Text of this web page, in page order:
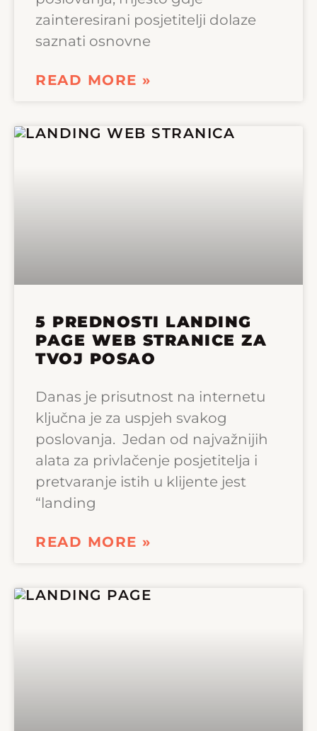
zainteresirani posjetitelji dolaze
saznati osnovne
READ MORE »
5 PREDNOSTI LANDING
PAGE WEB STRANICE ZA
TVOJ POSAO
Danas je prisutnost na internetu
ključna je za uspjeh svakog
poslovanja. Jedan od najvažnijih
alata za privlačenje posjetitelja i
pretvaranje istih u klijente jest
“landing
READ MORE »